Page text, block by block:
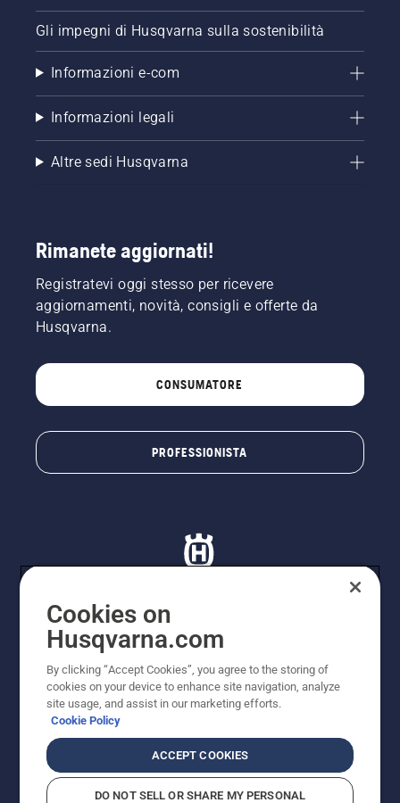
Gli impegni di Husqvarna sulla sostenibilità
Informazioni e-com
Informazioni legali
Altre sedi Husqvarna
Rimanete aggiornati!
Registratevi oggi stesso per ricevere
aggiornamenti, novità, consigli e offerte da
Husqvarna.
CONSUMATORE
PROFESSIONISTA
© Husqvarna AB (publ). Tutti i diritti riservati. I prezzi
Husqvarna Schweiz AG per i rivenditori specializzati
aderenti all’iniziativa, prezzi in CHF comprensivi di IVA
all’ 8,1% e TRA. Con riserva di modifica. Tutti i prezzi
indicati sono prezzi al dettaglio consigliati (IVA inclusa),
a meno che il prodotto non sia disponibile per l'acquisto
Informativa sui cookieTermini di utilizzo
Informativa sulla privacyRiferimentiCGVF Negozio online
Cookies on
Husqvarna.com
By clicking “Accept Cookies”, you agree to the storing of
cookies on your device to enhance site navigation, analyze
site usage, and assist in our marketing efforts.
Cookie Policy
ACCEPT COOKIES
DO NOT SELL OR SHARE MY PERSONAL